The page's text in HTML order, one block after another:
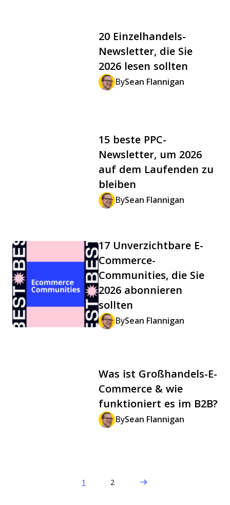
20 Einzelhandels-
Newsletter, die Sie
2026 lesen sollten
BySean Flannigan
15 beste PPC-
Newsletter, um 2026
auf dem Laufenden zu
bleiben
BySean Flannigan
17 Unverzichtbare E-
Commerce-
Communities, die Sie
2026 abonnieren
sollten
BySean Flannigan
Was ist Großhandels-E-
Commerce & wie
funktioniert es im B2B?
BySean Flannigan
1 2